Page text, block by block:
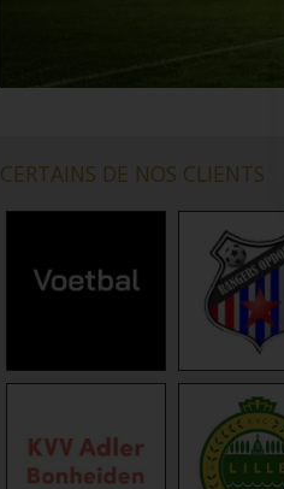
CERTAINS DE NOS CLIENTS